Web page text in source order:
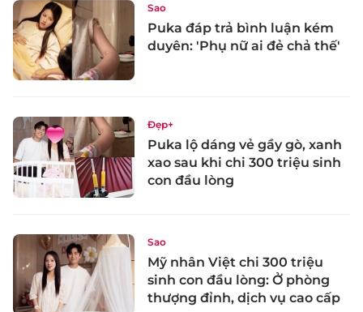
Sao
Puka đáp trả bình luận kém
duyên: 'Phụ nữ ai đẻ chả thế'
Đẹp+
Puka lộ dáng vẻ gầy gò, xanh
xao sau khi chi 300 triệu sinh
con đầu lòng
Sao
Mỹ nhân Việt chi 300 triệu
sinh con đầu lòng: Ở phòng
thượng đỉnh, dịch vụ cao cấp